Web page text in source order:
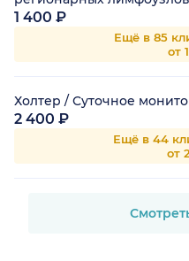
1 400 ₽
Ещё в 85
от
Холтер / Суточное
2 400 ₽
Ещё в 44
от